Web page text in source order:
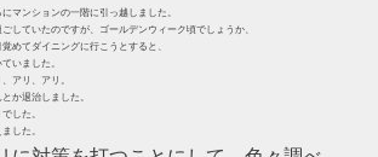
マンションの一階に引っ越しました。
していたのですが、ゴールデンウィーク頃でしょうか、
めてダイニングに行こうとすると、
いました。
アリ、アリ。
か退治しました。
した。
した。